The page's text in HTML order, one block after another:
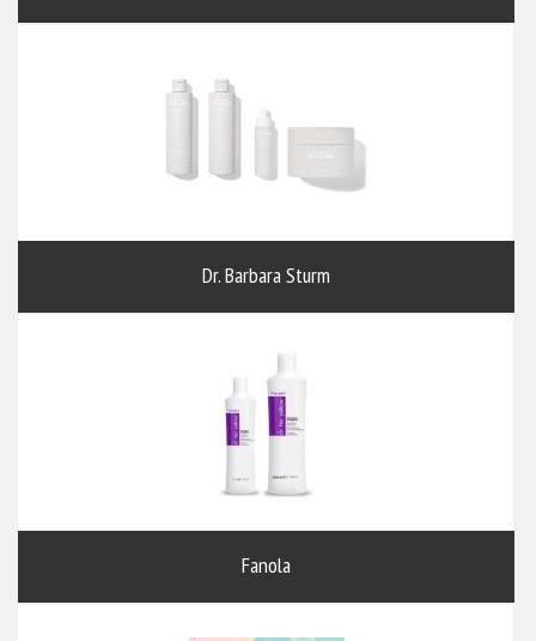
Dr. Barbara Sturm
Fanola